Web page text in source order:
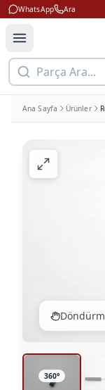
WhatsApp Ara
Parça Ara...
Ana Sayfa Ürünler
360 degree
360°